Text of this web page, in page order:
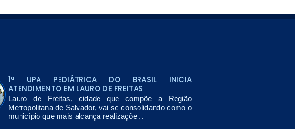
1ª UPA PEDIÁTRICA DO BRASIL INICIA
ATENDIMENTO EM LAURO DE FREITAS
Lauro de Freitas, cidade que compõe a Região
Metropolitana de Salvador, vai se consolidando como o
município que mais alcança realizaçõe...